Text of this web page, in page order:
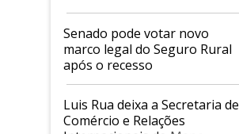
Senado pode votar novo
marco legal do Seguro Rural
após o recesso
Luis Rua deixa a Secretaria de
Comércio e Relações